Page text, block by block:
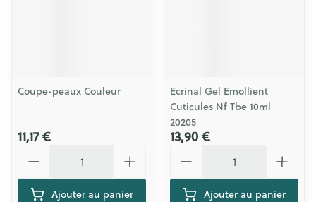
Coupe-peaux Couleur
11,17 €
Ajouter au panier
Ecrinal Gel Emollient
Cuticules Nf Tbe 10ml
20205
13,90 €
Ajouter au panier